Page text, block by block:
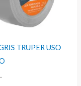
TRUPER USO